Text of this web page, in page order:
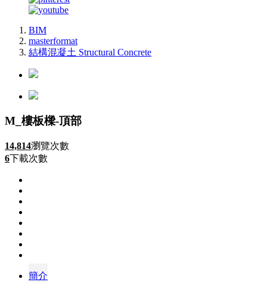
BIM
masterformat
結構混凝土 Structural Concrete
M_樓板樑-頂部
14,814瀏覽次數
6下載次數
簡介